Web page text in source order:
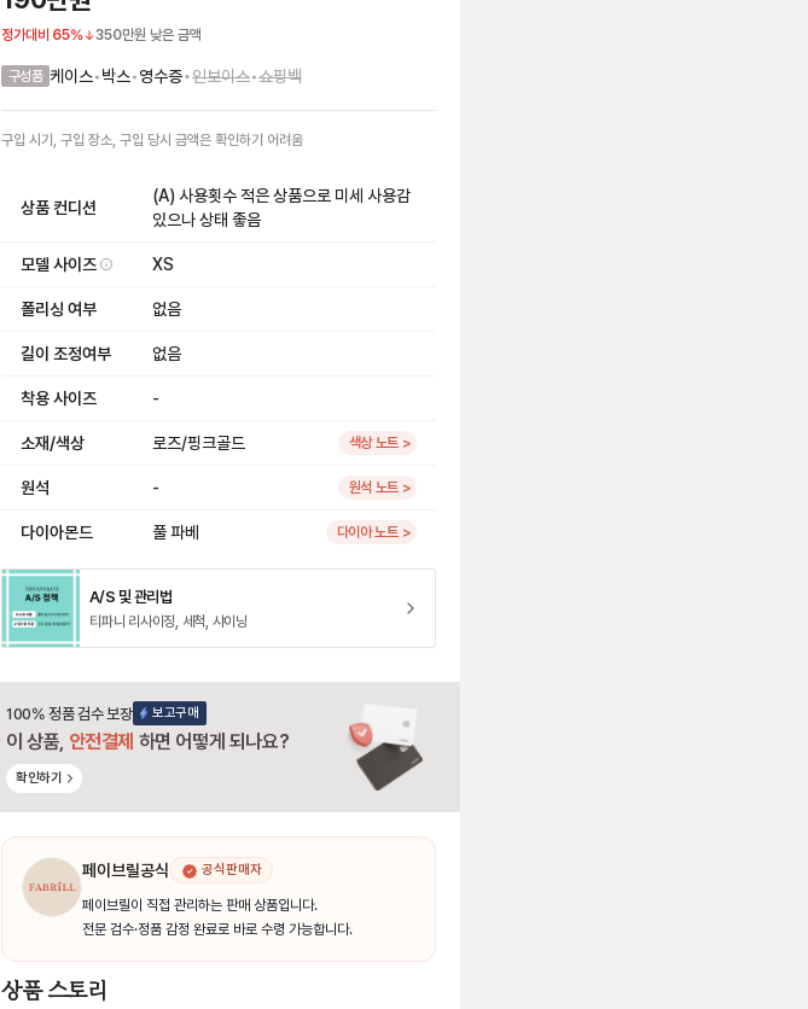
정가대비 65% 350만원 낮은 금액
구성품 케이스•박스•영수증•인보이스•쇼핑백
구입 시기, 구입 장소, 구입 당시 금액은 확인하기 어려움
상품 컨디션
(A) 사용횟수 적은 상품으로 미세 사용감
있으나 상태 좋음
모델 사이즈 XS
폴리싱 여부 없음
길이 조정여부 없음
착용 사이즈 -
소재/색상 로즈/핑크골드 색상 노트 >
원석 - 원석 노트 >
다이아몬드 풀 파베 다이아 노트 >
A/S 및 관리법
티파니 리사이징, 세척, 샤이닝
100% 정품 검수 보장 보고구매
이 상품, 안전결제 하면 어떻게 되나요?
확인하기
페이브릴공식 공식판매자
페이브릴이 직접 관리하는 판매 상품입니다.
전문 검수·정품 감정 완료로 바로 수령 가능합니다.
상품 스토리